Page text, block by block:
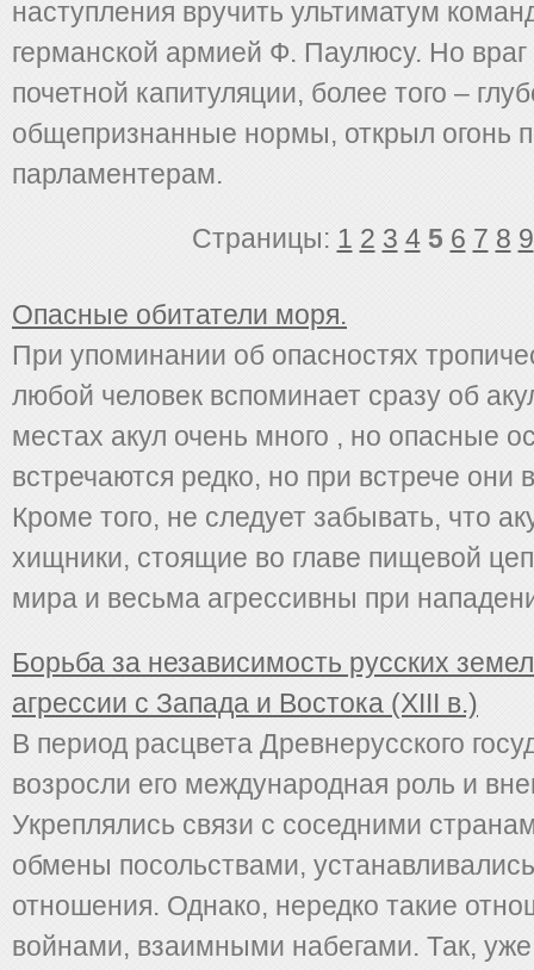
наступления вручить ультиматум
германской армией Ф. Паулюсу. Но враг
почетной капитуляции, более того –
общепризнанные нормы, открыл огонь
парламентерам.
Страницы: 1 2 3 4 5 6 7 8 9
Опасные обитатели моря.
При упоминании об опасностях
любой человек вспоминает сразу об
местах акул очень много , но опасные
встречаются редко, но при встрече они
Кроме того, не следует забывать, что
хищники, стоящие во главе пищевой
мира и весьма агрессивны при
Борьба за независимость русских
агрессии с Запада и Востока (XIII в.)
В период расцвета Древнерусского
возросли его международная роль и
Укреплялись связи с соседними
обмены посольствами,
отношения. Однако, нередко такие
войнами, взаимными набегами. Так, уже